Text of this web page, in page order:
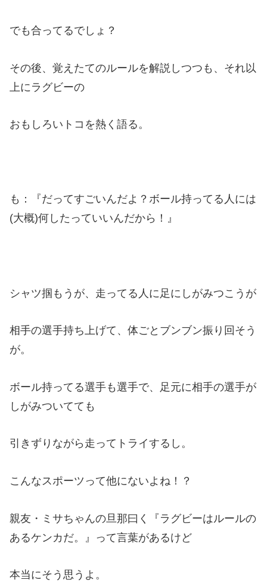
でも合ってるでしょ？
その後、覚えたてのルールを解説しつつも、それ以
上にラグビーの
おもしろいトコを熱く語る。
も：『だってすごいんだよ？ボール持ってる人には
(大概)何したっていいんだから！』
シャツ掴もうが、走ってる人に足にしがみつこうが
相手の選手持ち上げて、体ごとブンブン振り回そう
が。
ボール持ってる選手も選手で、足元に相手の選手が
しがみついてても
引きずりながら走ってトライするし。
こんなスポーツって他にないよね！？
親友・ミサちゃんの旦那曰く『ラグビーはルールの
あるケンカだ。』って言葉があるけど
本当にそう思うよ。